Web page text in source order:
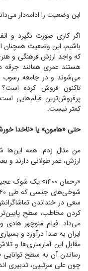
این وضعیت را ادامه‌دار
اگر کاری صورت نگیرد و
باشیم، این وضعیت همچنان
که واجد ارزش فرهنگی و
هستند عمری همانند جرقه
می‌شوند و در جامعه رسوب
تاکنون فروش کرده است؟
پرفروش‌ترین فیلم‌هایی
کمتر نیست.
حتی «هامون» یا «ناخدا
من مثال زدم. همه این‌ها
ارزش، عمر طولانی دارند و بعد از ۳۰ سال همچنان دیدنی
«رحمان ۱۴۰۰» یک
سعی در خنداندن
کردن مخاطب، سطح
می‌داد. فیلم منوچهر هادی
ایران به صدا درآورد و
مقابل این آمارسازی‌ها و
رساندن آن به سطح توانایی
چون علی سرتیپی، تدبیری